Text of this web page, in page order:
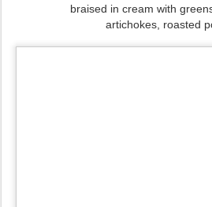
braised in cream with
artichokes, roasted